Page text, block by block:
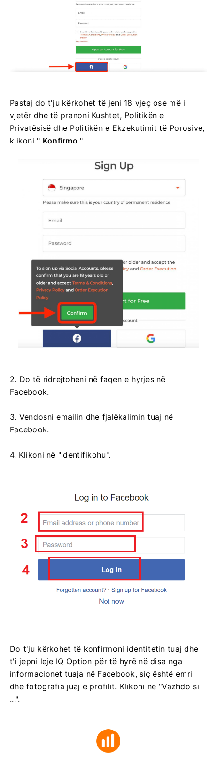
Pastaj do t'ju kërkohet të jeni 18 vjeç ose më i
vjetër dhe të pranoni Kushtet, Politikën e
Privatësisë dhe Politikën e Ekzekutimit të Porosive,
klikoni " Konfirmo ".
2. Do të ridrejtoheni në faqen e hyrjes në
Facebook.
3. Vendosni emailin dhe fjalëkalimin tuaj në
Facebook.
4. Klikoni në "Identifikohu".
Do t'ju kërkohet të konfirmoni identitetin tuaj dhe
t'i jepni leje IQ Option për të hyrë në disa nga
informacionet tuaja në Facebook, siç është emri
dhe fotografia juaj e profilit. Klikoni në "Vazhdo si
...".